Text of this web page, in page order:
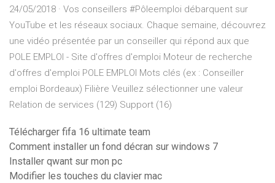
24/05/2018 · Vos conseillers #Pôleemploi débarquent sur
YouTube et les réseaux sociaux. Chaque semaine, découvrez
une vidéo présentée par un conseiller qui répond aux que
POLE EMPLOI - Site d'offres d'emploi Moteur de recherche
d'offres d'emploi POLE EMPLOI Mots clés (ex : Conseiller
emploi Bordeaux) Filière Veuillez sélectionner une valeur
Relation de services (129) Support (16)
Télécharger fifa 16 ultimate team
Comment installer un fond décran sur windows 7
Installer qwant sur mon pc
Modifier les touches du clavier mac